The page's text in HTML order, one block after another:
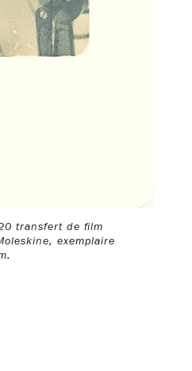
transfert de film
exemplaire